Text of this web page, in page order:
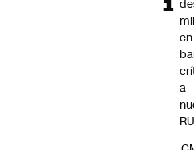
en
a